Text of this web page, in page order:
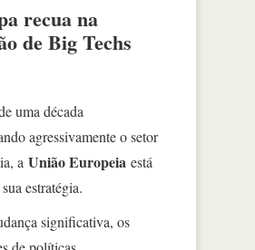
recua na
de Big Techs
uma década
agressivamente o setor
a União Europeia está
estratégia.
significativa, os